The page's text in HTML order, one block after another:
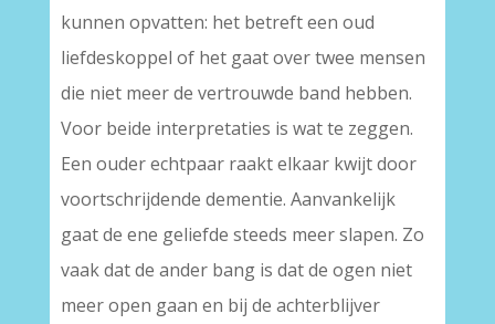
kunnen opvatten: het betreft een oud
liefdeskoppel of het gaat over twee mensen
die niet meer de vertrouwde band hebben.
Voor beide interpretaties is wat te zeggen.
Een ouder echtpaar raakt elkaar kwijt door
voortschrijdende dementie. Aanvankelijk
gaat de ene geliefde steeds meer slapen. Zo
vaak dat de ander bang is dat de ogen niet
meer open gaan en bij de achterblijver